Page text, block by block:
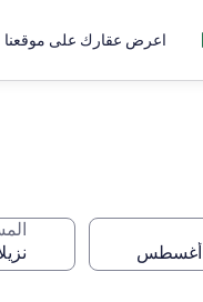
اعرض عقارك على موقعنا